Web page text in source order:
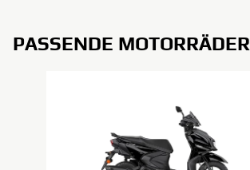
PASSENDE MOTORRÄDER